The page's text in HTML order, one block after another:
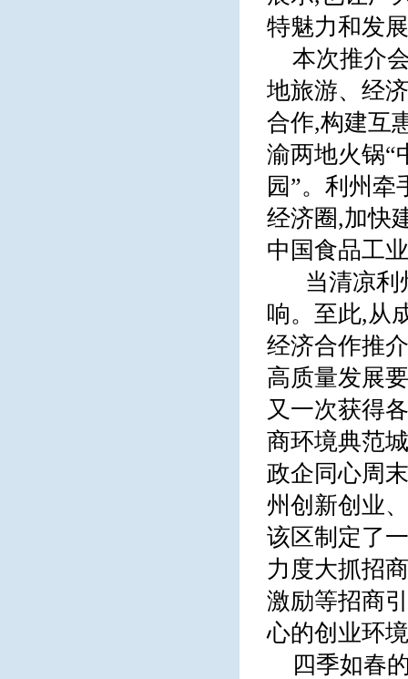
特魅力和发
本次推介
地旅游、经
合作,构建互
渝两地火锅“
园”。利州
经济圈,加快
中国食品工
当清凉利
响。至此,从
经济合作推
高质量发展
又一次获得
商环境典范
政企同心周
州创新创业
该区制定了
力度大抓招
激励等招商
心的创业环
四季如春